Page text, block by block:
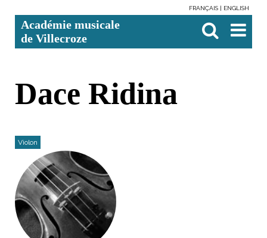
contenu.
Aller
à
personnels
FRANÇAIS ENGLISH
Académie musicale
de Villecroze

avancée…
Dace Ridina
Violon